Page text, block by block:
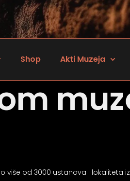
Shop Akti Muzeja
više od 3000 ustanova i lokaliteta